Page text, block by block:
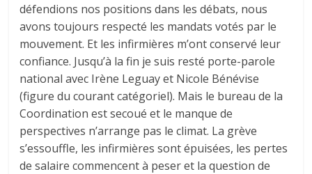
défendions nos positions dans les débats, nous
avons toujours respecté les mandats votés par le
mouvement. Et les infirmières m’ont conservé leur
confiance. Jusqu’à la fin je suis resté porte-parole
national avec Irène Leguay et Nicole Bénévise
(figure du courant catégoriel). Mais le bureau de la
Coordination est secoué et le manque de
perspectives n’arrange pas le climat. La grève
s’essouffle, les infirmières sont épuisées, les pertes
de salaire commencent à peser et la question de